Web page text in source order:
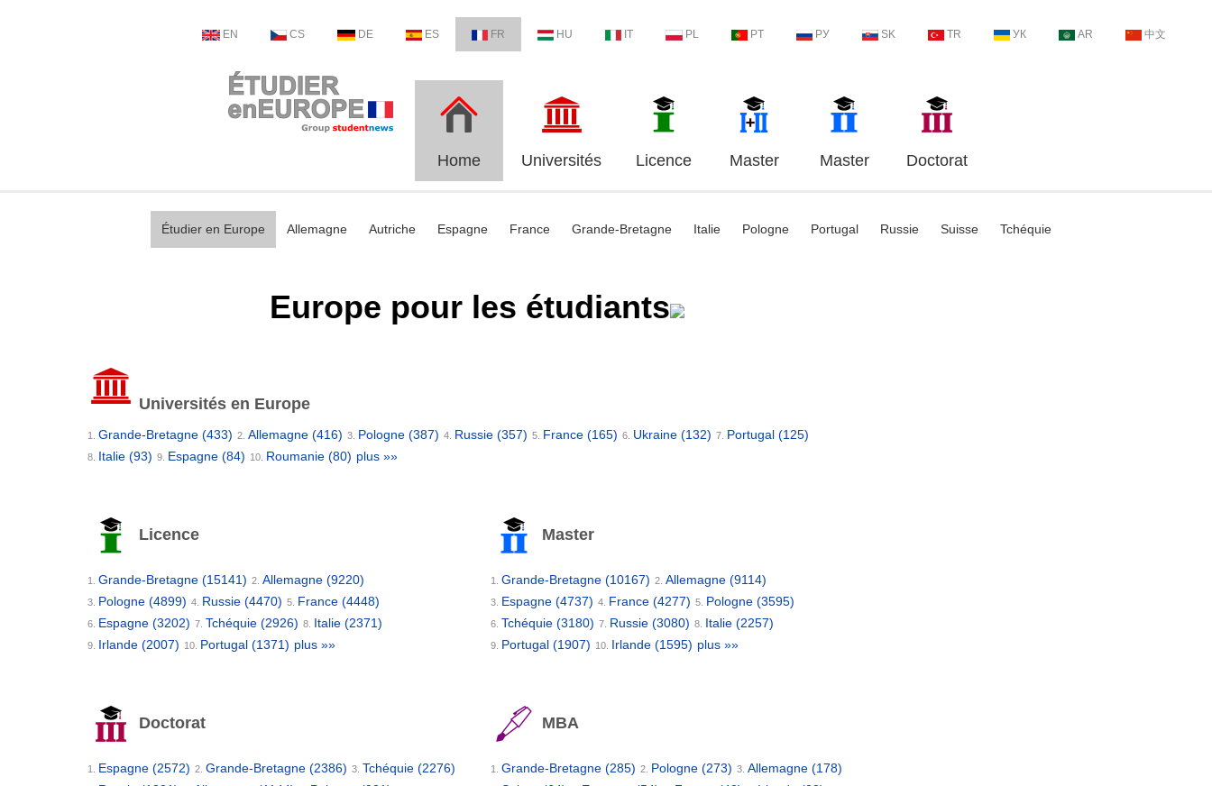
EN CS DE ES FR HU IT PL PT РУ SK TR УК AR 中文
Home Universités Licence Master Master Doctorat
Étudier en Europe Allemagne Autriche Espagne France Grande-Bretagne Italie Pologne Portugal Russie Suisse Tchéquie
Europe pour les étudiants
Universités en Europe
1. Grande-Bretagne (433) 2. Allemagne (416) 3. Pologne (387) 4. Russie (357) 5. France (165) 6. Ukraine (132) 7. Portugal (125)
8. Italie (93) 9. Espagne (84) 10. Roumanie (80) plus »»
Licence
1. Grande-Bretagne (15141) 2. Allemagne (9220)
3. Pologne (4899) 4. Russie (4470) 5. France (4448)
6. Espagne (3202) 7. Tchéquie (2926) 8. Italie (2371)
9. Irlande (2007) 10. Portugal (1371) plus »»
Master
1. Grande-Bretagne (10167) 2. Allemagne (9114)
3. Espagne (4737) 4. France (4277) 5. Pologne (3595)
6. Tchéquie (3180) 7. Russie (3080) 8. Italie (2257)
9. Portugal (1907) 10. Irlande (1595) plus »»
Doctorat
1. Espagne (2572) 2. Grande-Bretagne (2386) 3. Tchéquie (2276)
MBA
1. Grande-Bretagne (285) 2. Pologne (273) 3. Allemagne (178)